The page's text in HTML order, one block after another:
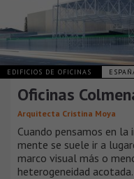
EDIFICIOS DE OFICINAS
Oficinas
Arquitecta Cristina Moya
Cuando pensamos en la
mente se suele ir a
marco visual más o
heterogeneidad acotada.